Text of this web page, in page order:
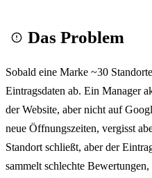
Das Problem
Sobald eine Marke ~30
Eintragsdaten ab. Ein Manager
der Website, aber nicht auf
neue Öffnungszeiten, vergisst
Standort schließt, aber der
sammelt schlechte